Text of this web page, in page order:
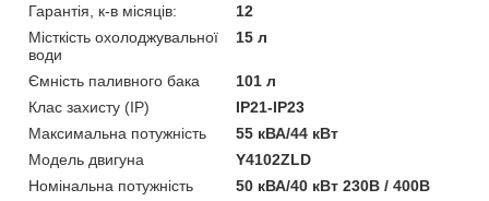
Гарантія, к-в місяців:
12
Місткість охолоджувальної
води
15 л
Ємність паливного бака
101 л
Клас захисту (IP)
IP21-IP23
Максимальна потужність
55 кВА/44 кВт
Модель двигуна
Y4102ZLD
Номінальна потужність
50 кВА/40 кВт 230В / 400В